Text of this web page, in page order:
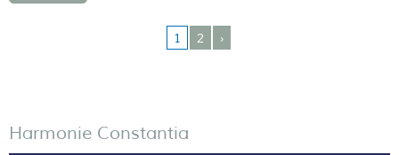
1 2 ›
Harmonie Constantia